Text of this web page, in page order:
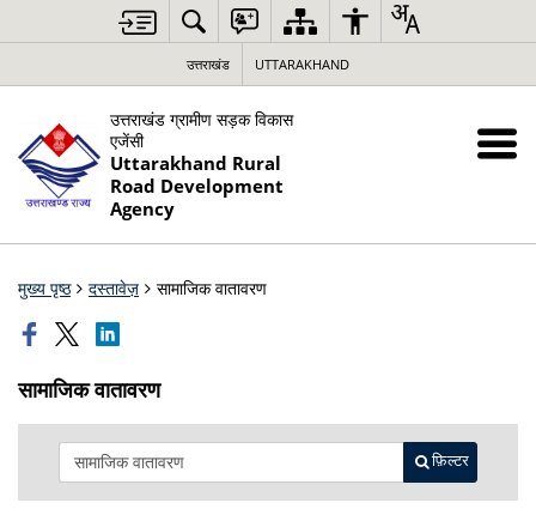
उत्तराखंड UTTARAKHAND
उत्तराखंड ग्रामीण सड़क विकास
एजेंसी
Uttarakhand Rural
Road Development
Agency
मुख्य पृष्ठ दस्तावेज़ सामाजिक वातावरण
सामाजिक वातावरण
फ़िल्टर